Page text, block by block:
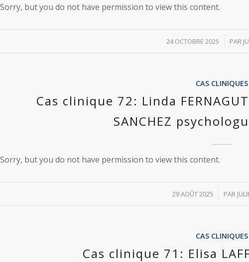
Sorry, but you do not have permission to view this content.
24 OCTOBRE 2025
/ PAR
CAS CLINIQUES
Cas clinique 72: Linda
SANCHEZ
Sorry, but you do not have permission to view this content.
29 AOÛT 2025
/ PAR
CAS CLINIQUES
Cas clinique 71: Elisa